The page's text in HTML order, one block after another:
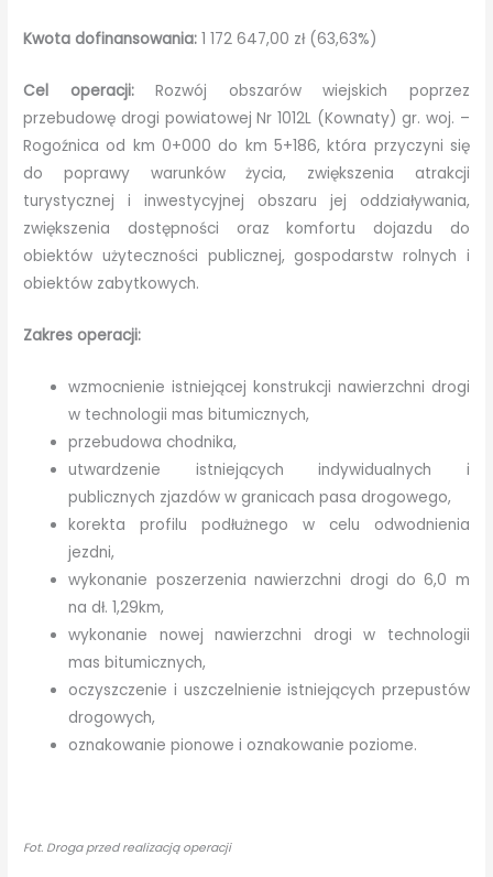
Kwota dofinansowania: 1 172 647,00 zł (63,63%)
Cel operacji:Rozwój obszarów wiejskich poprzez
przebudowę drogi powiatowej Nr 1012L (Kownaty) gr. woj. –
Rogoźnica od km 0+000 do km 5+186, która przyczyni się
do poprawy warunków życia, zwiększenia atrakcji
turystycznej i inwestycyjnej obszaru jej oddziaływania,
zwiększenia dostępności oraz komfortu dojazdu do
obiektów użyteczności publicznej, gospodarstw rolnych i
obiektów zabytkowych.
Zakres operacji:
wzmocnienie istniejącej konstrukcji nawierzchni drogi
w technologii mas bitumicznych,
przebudowa chodnika,
utwardzenie istniejących indywidualnych i
publicznych zjazdów w granicach pasa drogowego,
korekta profilu podłużnego w celu odwodnienia
jezdni,
wykonanie poszerzenia nawierzchni drogi do 6,0 m
na dł. 1,29km,
wykonanie nowej nawierzchni drogi w technologii
mas bitumicznych,
oczyszczenie i uszczelnienie istniejących przepustów
drogowych,
oznakowanie pionowe i oznakowanie poziome.
Fot. Droga przed realizacją operacji